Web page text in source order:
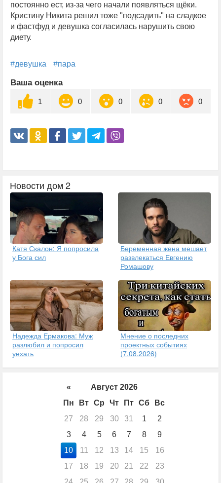
постоянно ест, из-за чего начали появляться щёки.
Кристину Никита решил тоже "подсадить" на сладкое
и фастфуд и девушка согласилась нарушить свою
диету.
#девушка #пара
Ваша оценка
1 0 0 0 0
Новости дом 2
Катя Скалон: Я попросила
у Бога сил
Беременная жена мешает
развлекаться Евгению
Ромашову
Надежда Ермакова: Муж
разлюбил и попросил
уехать
Мнение о последних
проектных событиях
(7.08.2026)
«
Август 2026
Пн
Вт Ср Чт Пт Сб
Вс
27
28 29 30 31 1
2
3
4 5 6 7 8
9
10
11 12 13 14 15
16
17
18 19 20 21 22
23